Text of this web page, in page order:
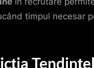
timpul necesar